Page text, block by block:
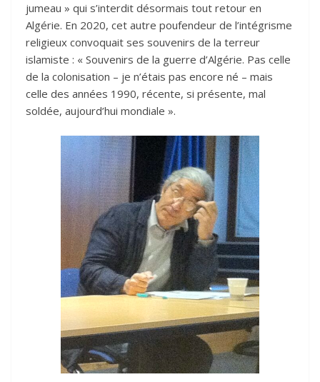
jumeau » qui s’interdit désormais tout retour en
Algérie. En 2020, cet autre poufendeur de l’intégrisme
religieux convoquait ses souvenirs de la terreur
islamiste : « Souvenirs de la guerre d’Algérie. Pas celle
de la colonisation – je n’étais pas encore né – mais
celle des années 1990, récente, si présente, mal
soldée, aujourd’hui mondiale ».